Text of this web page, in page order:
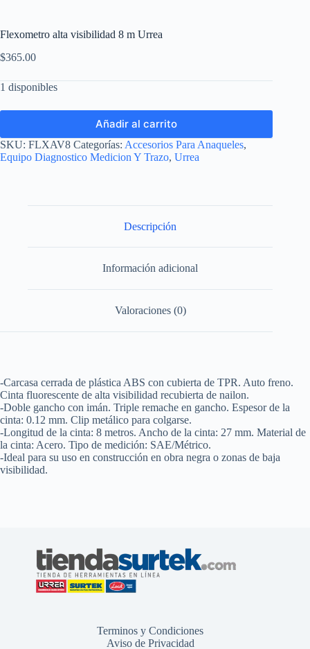
Flexometro alta visibilidad 8 m Urrea
$365.00
1 disponibles
Añadir al carrito
SKU: FLXAV8 Categorías: Accesorios Para Anaqueles,
Equipo Diagnostico Medicion Y Trazo, Urrea
Descripción
Información adicional
Valoraciones (0)
-Carcasa cerrada de plástica ABS con cubierta de TPR. Auto freno.
Cinta fluorescente de alta visibilidad recubierta de nailon.
-Doble gancho con imán. Triple remache en gancho. Espesor de la
cinta: 0.12 mm. Clip metálico para colgarse.
-Longitud de la cinta: 8 metros. Ancho de la cinta: 27 mm. Material de
la cinta: Acero. Tipo de medición: SAE/Métrico.
-Ideal para su uso en construcción en obra negra o zonas de baja
visibilidad.
Terminos y Condiciones
Aviso de Privacidad